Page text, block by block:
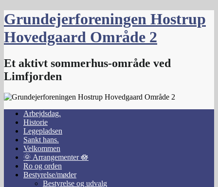
Skip
to
content
Grundejerforeningen Hostrup
Hovedgaard Område 2
Et aktivt sommerhus-område ved
Limfjorden
Arbejdsdag.
Historie
Legepladsen
Sankt hans.
Velkommen
🌞 Arrangementer 🪷
Ro og orden
Bestyrelse/møder
Bestyrelse og udvalg